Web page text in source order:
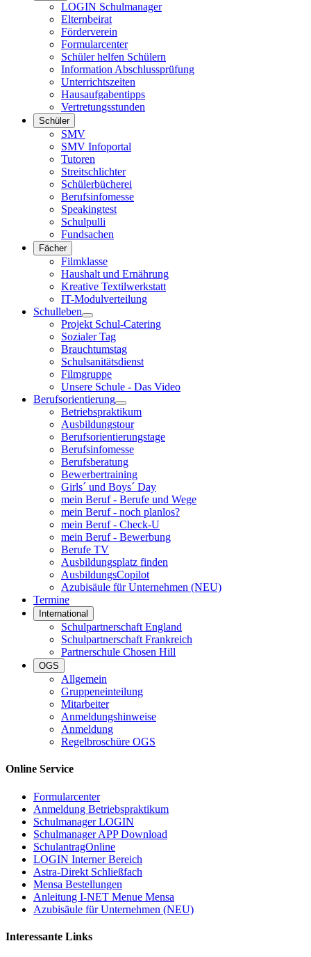
LOGIN Schulmanager
Elternbeirat
Förderverein
Formularcenter
Schüler helfen Schülern
Information Abschlussprüfung
Unterrichtszeiten
Hausaufgabentipps
Vertretungsstunden
Schüler
SMV
SMV Infoportal
Tutoren
Streitschlichter
Schülerbücherei
Berufsinfomesse
Speakingtest
Schulpulli
Fundsachen
Fächer
Filmklasse
Haushalt und Ernährung
Kreative Textilwerkstatt
IT-Modulverteilung
Schulleben
Projekt Schul-Catering
Sozialer Tag
Brauchtumstag
Schulsanitätsdienst
Filmgruppe
Unsere Schule - Das Video
Berufsorientierung
Betriebspraktikum
Ausbildungstour
Berufsorientierungstage
Berufsinfomesse
Berufsberatung
Bewerbertraining
Girls´ und Boys´ Day
mein Beruf - Berufe und Wege
mein Beruf - noch planlos?
mein Beruf - Check-U
mein Beruf - Bewerbung
Berufe TV
Ausbildungsplatz finden
AusbildungsCopilot
Azubisäule für Unternehmen (NEU)
Termine
International
Schulpartnerschaft England
Schulpartnerschaft Frankreich
Partnerschule Chosen Hill
OGS
Allgemein
Gruppeneinteilung
Mitarbeiter
Anmeldungshinweise
Anmeldung
Regelbroschüre OGS
Online Service
Formularcenter
Anmeldung Betriebspraktikum
Schulmanager LOGIN
Schulmanager APP Download
SchulantragOnline
LOGIN Interner Bereich
Astra-Direkt Schließfach
Mensa Bestellungen
Anleitung I-NET Menue Mensa
Azubisäule für Unternehmen (NEU)
Interessante Links